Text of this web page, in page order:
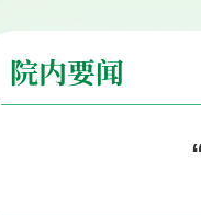
院内要闻